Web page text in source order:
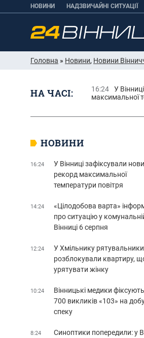
НОВИНИ НАДЗВИЧАЙНІ СИТУАЦІЇ
Головна » Новини, Новини
НА ЧАСІ: 16:24
У
максимальної
НОВИНИ
16:24
У Вінниці зафіксували
рекорд максимальної
температури повітря
14:24
«Цілодобова варта»
про ситуацію у
Вінниці 6 серпня
12:24
У Хмільнику рятувальники
розблокували квартиру,
урятувати жінку
10:24
Вінницькі медики
700 викликів «103» на
спеку
8:24
Синоптики попередили: у